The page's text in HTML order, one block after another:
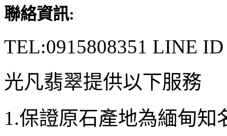
聯絡資訊:
TEL:0915808351 LINE
光凡翡翠提供以下服務
1.保證原石產地為緬甸